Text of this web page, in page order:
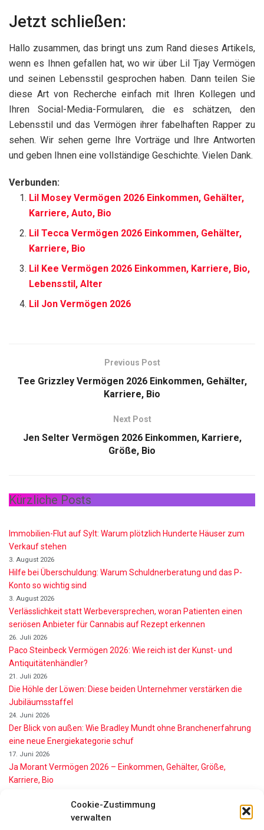
Cookie-Zustimmung
verwalten
Jetzt schließen:
Hallo zusammen, das bringt uns zum Rand dieses Artikels,
wenn es Ihnen gefallen hat, wo wir über Lil Tjay Vermögen
und seinen Lebensstil gesprochen haben. Dann teilen Sie
diese Art von Recherche einfach mit Ihren Kollegen und
Ihren Social-Media-Formularen, die es schätzen, den
Lebensstil und das Vermögen ihrer fabelhaften Rapper zu
sehen. Wir sehen gerne Ihre Vorträge und Ihre Antworten
und geben Ihnen eine vollständige Geschichte. Vielen Dank.
Verbunden:
Lil Mosey Vermögen 2026 Einkommen, Gehälter,
Karriere, Auto, Bio
Lil Tecca Vermögen 2026 Einkommen, Gehälter,
Karriere, Bio
Lil Kee Vermögen 2026 Einkommen, Karriere, Bio,
Lebensstil, Alter
Lil Jon Vermögen 2026
Previous Post
Tee Grizzley Vermögen 2026 Einkommen, Gehälter,
Karriere, Bio
Next Post
Jen Selter Vermögen 2026 Einkommen, Karriere,
Größe, Bio
Kürzliche Posts
Immobilien-Flut auf Sylt: Warum plötzlich Hunderte Häuser zum
Verkauf stehen
3. August 2026
Hilfe bei Überschuldung: Warum Schuldnerberatung und das P-
Konto so wichtig sind
3. August 2026
Verlässlichkeit statt Werbeversprechen, woran Patienten einen
seriösen Anbieter für Cannabis auf Rezept erkennen
26. Juli 2026
Paco Steinbeck Vermögen 2026: Wie reich ist der Kunst- und
Antiquitätenhändler?
21. Juli 2026
Die Höhle der Löwen: Diese beiden Unternehmer verstärken die
Jubiläumsstaffel
24. Juni 2026
Der Blick von außen: Wie Bradley Mundt ohne Branchenerfahrung
eine neue Energiekategorie schuf
17. Juni 2026
Ja Morant Vermögen 2026 – Einkommen, Gehälter, Größe,
Karriere, Bio
Alice Walton Vermögen 2026: So reich ist die Walmart-Erbin